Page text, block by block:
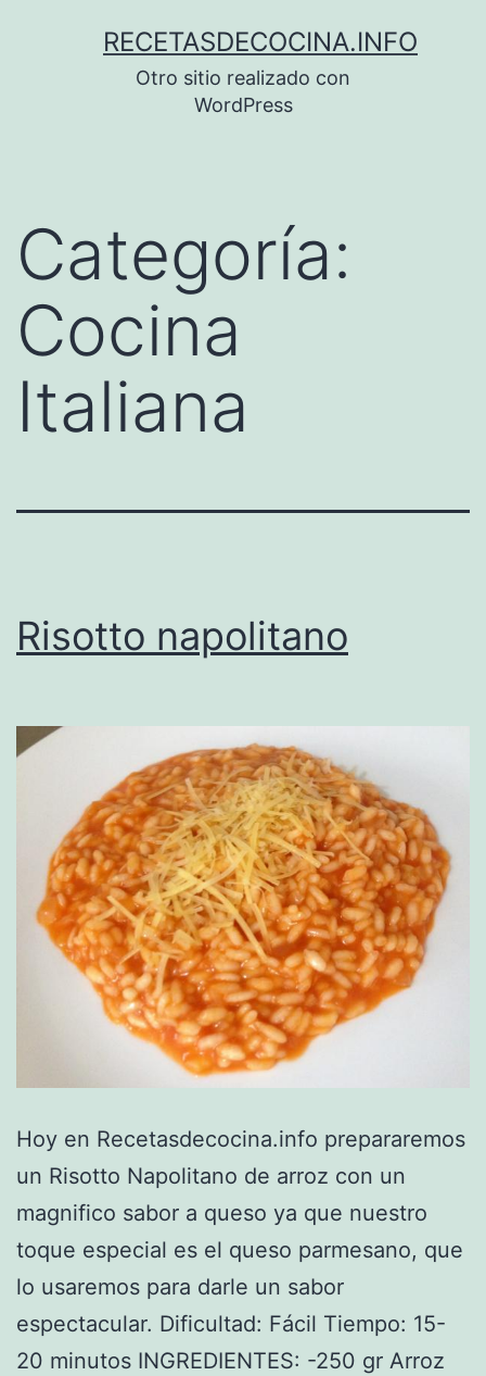
RECETASDECOCINA.INFO
Otro sitio realizado con
WordPress
Categoría:
Cocina
Italiana
Risotto napolitano
Hoy en Recetasdecocina.info prepararemos
un Risotto Napolitano de arroz con un
magnifico sabor a queso ya que nuestro
toque especial es el queso parmesano, que
lo usaremos para darle un sabor
espectacular. Dificultad: Fácil Tiempo: 15-
20 minutos INGREDIENTES: -250 gr Arroz